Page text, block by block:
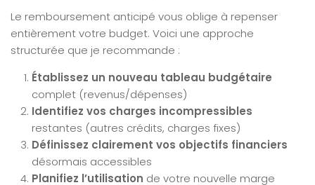
Le remboursement anticipé vous oblige à repenser
entièrement votre budget. Voici une approche
structurée que je recommande :
Établissez un nouveau tableau budgétaire
complet (revenus/dépenses)
Identifiez vos charges incompressibles
restantes (autres crédits, charges fixes)
Définissez clairement vos objectifs financiers
désormais accessibles
Planifiez l’utilisation de votre nouvelle marge